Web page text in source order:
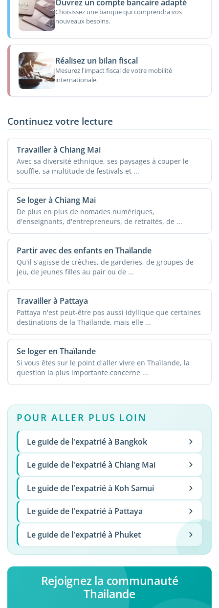
Ouvrez un compte bancaire adapté
Choisissez une banque qui comprendra vos
nouveaux besoins.
Réalisez un bilan fiscal
Mesurez l'impact fiscal de votre mobilité
internationale.
Continuez votre lecture
Travailler à Chiang Mai
Avec sa diversité ethnique, ses paysages à couper le
souffle, sa multitude de festivals et ...
Se loger à Chiang Mai
De plus en plus de nomades numériques,
d'enseignants, d'entrepreneurs, de retraités, de ...
Partir avec des enfants en Thaïlande
Qu'il s'agisse de crèches, de garderies, de groupes de
jeu, de jeunes filles au pair ou de ...
Travailler à Pattaya
Pattaya n'est peut-être pas aussi idyllique que certaines
destinations de la Thaïlande, mais elle ...
Se loger en Thaïlande
Si vous êtes sur le point d'aller vivre en Thaïlande, la
question la plus importante concerne ...
POUR ALLER PLUS LOIN
Le guide de l'expatrié à Bangkok
Le guide de l'expatrié à Chiang Mai
Le guide de l'expatrié à Koh Samui
Le guide de l'expatrié à Pattaya
Le guide de l'expatrié à Phuket
Rejoignez la communauté
Thailande